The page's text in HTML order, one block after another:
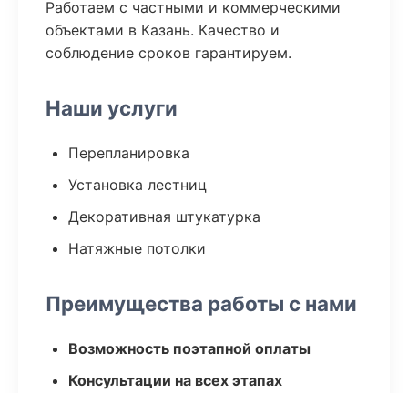
Работаем с частными и коммерческими
объектами в Казань. Качество и
соблюдение сроков гарантируем.
Наши услуги
Перепланировка
Установка лестниц
Декоративная штукатурка
Натяжные потолки
Преимущества работы с нами
Возможность поэтапной оплаты
Консультации на всех этапах